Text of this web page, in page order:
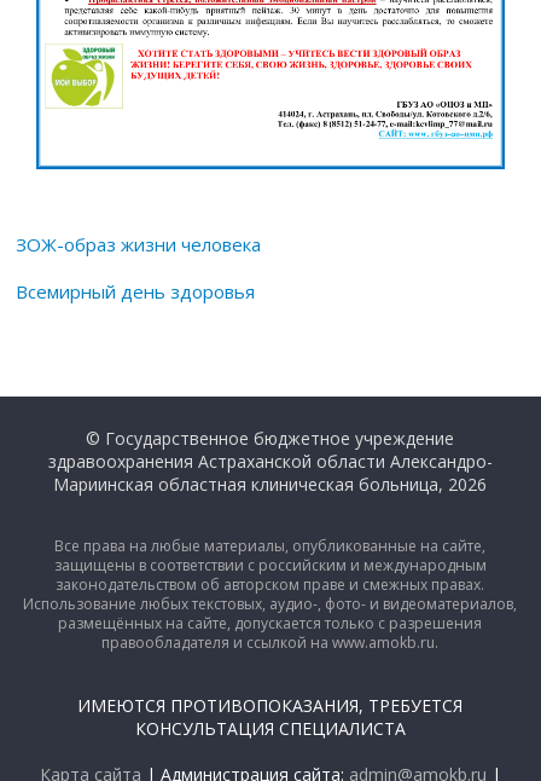
ЗОЖ-образ жизни человека
Всемирный день здоровья
© Государственное бюджетное учреждение
здравоохранения Астраханской области Александро-
Мариинская областная клиническая больница, 2026
Все права на любые материалы, опубликованные на сайте,
защищены в соответствии с российским и международным
законодательством об авторском праве и смежных правах.
Использование любых текстовых, аудио-, фото- и видеоматериалов,
размещённых на сайте, допускается только с разрешения
правообладателя и ссылкой на www.amokb.ru.
ИМЕЮТСЯ ПРОТИВОПОКАЗАНИЯ, ТРЕБУЕТСЯ
КОНСУЛЬТАЦИЯ СПЕЦИАЛИСТА
Карта сайта | Администрация сайта: admin@amokb.ru |